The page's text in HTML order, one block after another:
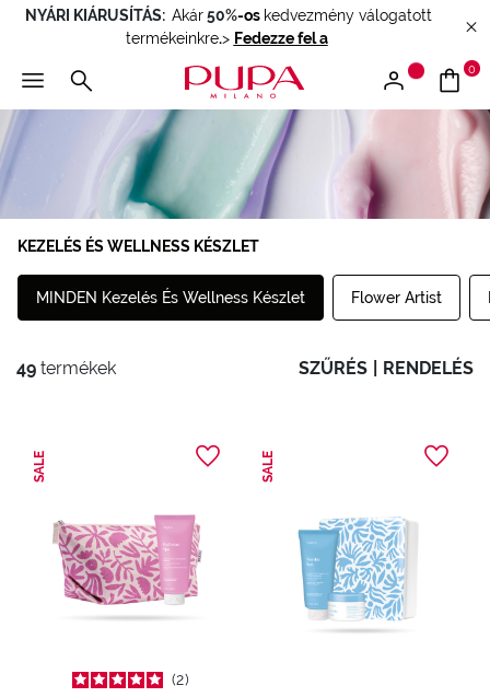
NYÁRI KIÁRUSÍTÁS: Akár 50%-os kedvezmény válogatott
termékeinkre.> Fedezze fel a
0
KEZELÉS ÉS WELLNESS KÉSZLET
MINDEN Kezelés És Wellness Készlet Flower Artist
49 termékek SZŰRÉS RENDELÉS
SALE
2
SALE